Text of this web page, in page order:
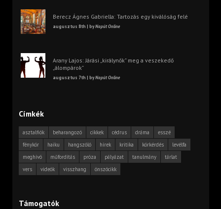
Berecz Ágnes Gabriella: Tartozás egy kiválóság felé
augusztus 8th | byNapút Online
Arany Lajos: Járási „királynők” meg a veszekedő
„álompárok”
augusztus 7th | byNapút Online
Címkék
asztalfiók beharangozó cikkek cédrus dráma
esszé
fénykör
haiku hangszóló hírek kritika körkérdés
levélfa
meghívó
műfordítás próza pályázat tanulmány
tárlat
vers
videók visszhang önszócikk
Támogatók